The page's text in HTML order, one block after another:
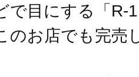
で目にする「R-
のお店でも完売